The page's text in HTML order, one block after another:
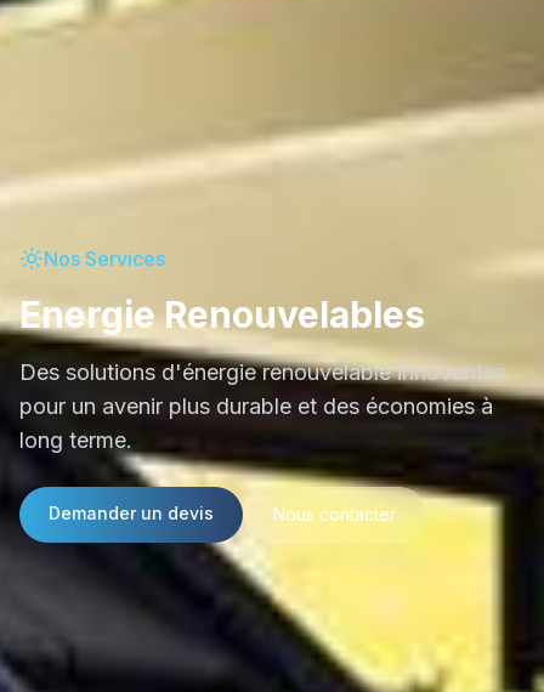
Nos Services
Energie Renouvelables
Des solutions d'énergie renouvelable innovantes
pour un avenir plus durable et des économies à
long terme.
Demander un devis Nous contacter